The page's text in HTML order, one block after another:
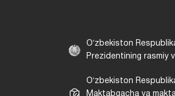
Oʻzbekiston
Prezidentining rasmiy
Oʻzbekiston
Maktabgacha va